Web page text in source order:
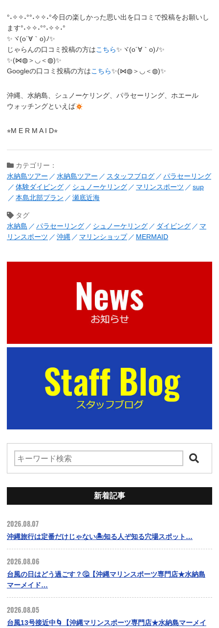
°˖✧✧˖°°˖✧✧˖°今日の楽しかった思い出を口コミで投稿をお願いし
ます°˖✧✧˖°°˖✧✧˖°
✨ヾ(o´∀｀o)ﾉ✨
じゃらんの口コミ投稿の方はこちら✨ヾ(o´∀｀o)ﾉ✨
✨(⋈◍＞◡＜◍)✨
Googleの口コミ投稿の方はこちら✨(⋈◍＞◡＜◍)✨
沖縄、水納島、シュノーケリング、パラセーリング、ホエール
ウォッチングといえば
⭐︎M E R M A I D⭐︎
カテゴリー：
水納島ツアー
水納島ツアー スタッフブログ
パラセーリング
体験ダイビング
シュノーケリング マリンスポーツ
sup
本島北部プラン
瀬底近海
タグ
水納島
パラセーリング シュノーケリング ダイビング
マ
リンスポーツ
沖縄 マリンショップ MERMAID
新着記事
2026.08.07
沖縄旅行は定番だけじゃない🏝️知る人ぞ知る穴場スポット…
2026.08.06
台風の日はどう過ごす？🤔【沖縄マリンスポーツ専門店★水納島
マーメイド…
2026.08.05
台風13号接近中🌀【沖縄マリンスポーツ専門店★水納島マーメイ